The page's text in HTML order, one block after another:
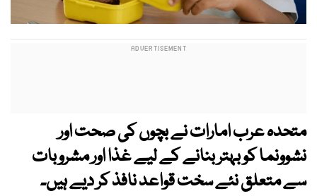
متحدہ عرب امارات نے بچوں کی صحت اور
نشوونما کو بہتر بنانے کے لیے غذا اور مشروبات
سے متعلق نئے سخت قواعد نافذ کر دیے ہیں۔